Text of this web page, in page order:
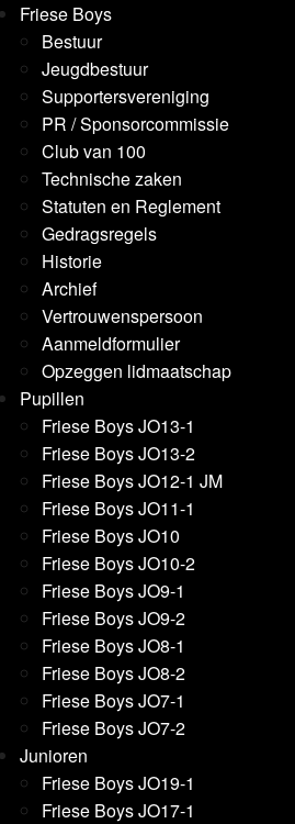
Friese Boys
Bestuur
Jeugdbestuur
Supportersvereniging
PR / Sponsorcommissie
Club van 100
Technische zaken
Statuten en Reglement
Gedragsregels
Historie
Archief
Vertrouwenspersoon
Aanmeldformulier
Opzeggen lidmaatschap
Pupillen
Friese Boys JO13-1
Friese Boys JO13-2
Friese Boys JO12-1 JM
Friese Boys JO11-1
Friese Boys JO10
Friese Boys JO10-2
Friese Boys JO9-1
Friese Boys JO9-2
Friese Boys JO8-1
Friese Boys JO8-2
Friese Boys JO7-1
Friese Boys JO7-2
Junioren
Friese Boys JO19-1
Friese Boys JO17-1